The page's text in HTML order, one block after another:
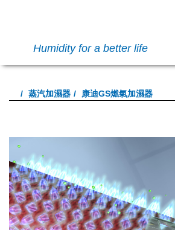
Humidity for a better life
蒸汽加濕器 康迪GS燃氣加濕器